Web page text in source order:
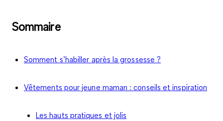
Sommaire
Somment s’habiller après la grossesse ?
Vêtements pour jeune maman : conseils et inspiration
Les hauts pratiques et jolis